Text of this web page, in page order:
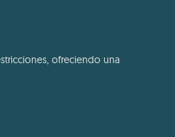
ofreciendo una